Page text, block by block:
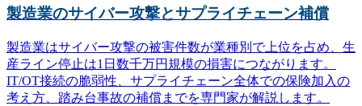
製造業のサイバー攻撃とサプライチェーン補償
製造業はサイバー攻撃の被害件数が業種別で上位を占め、生
産ライン停止は1日数千万円規模の損害につながります。
IT/OT接続の脆弱性、サプライチェーン全体での保険加入の
考え方、踏み台事故の補償までを専門家が解説します。